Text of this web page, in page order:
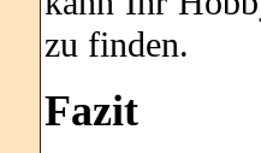
zu finden.
Fazit